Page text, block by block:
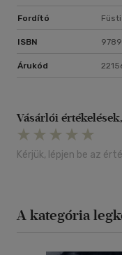
Fordító
ISBN
Árukód
Vásárlói
Kérjük, lépjen be az
A kategória